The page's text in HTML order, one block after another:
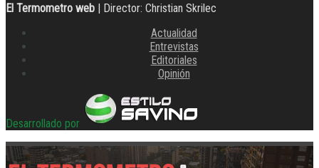
El Termometro web | Director: Christian Skrilec
Actualidad
Entrevistas
Editoriales
Opinión
Desarrollado por